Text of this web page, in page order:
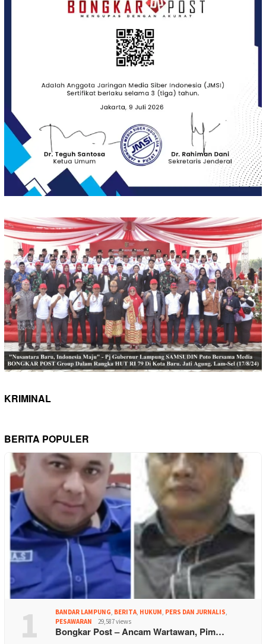
KRIMINAL
BERITA POPULER
1 BANDAR LAMPUNG, BERITA, HUKUM, PERS DAN JURNALIS,
PESAWARAN
29,587 views
Bongkar Post – Ancam Wartawan, Pim…